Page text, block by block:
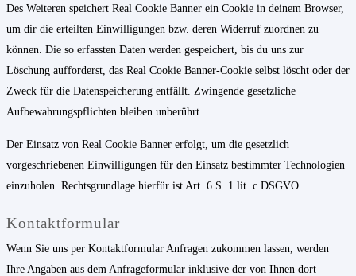
Des Weiteren speichert Real Cookie Banner ein Cookie in deinem Browser,
um dir die erteilten Einwilligungen bzw. deren Widerruf zuordnen zu
können. Die so erfassten Daten werden gespeichert, bis du uns zur
Löschung aufforderst, das Real Cookie Banner-Cookie selbst löscht oder der
Zweck für die Datenspeicherung entfällt. Zwingende gesetzliche
Aufbewahrungspflichten bleiben unberührt.
Der Einsatz von Real Cookie Banner erfolgt, um die gesetzlich
vorgeschriebenen Einwilligungen für den Einsatz bestimmter Technologien
einzuholen. Rechtsgrundlage hierfür ist Art. 6 S. 1 lit. c DSGVO.
Kontaktformular
Wenn Sie uns per Kontaktformular Anfragen zukommen lassen, werden
Ihre Angaben aus dem Anfrageformular inklusive der von Ihnen dort